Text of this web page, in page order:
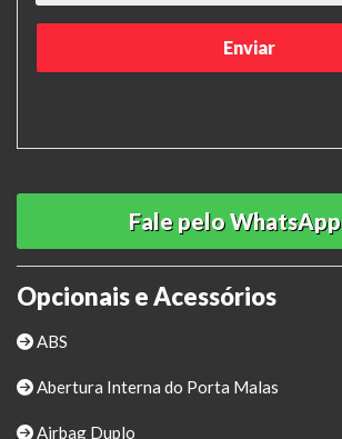
Fale pelo WhatsApp
Opcionais e Acessórios
ABS
Abertura Interna do Porta Malas
Airbag Duplo